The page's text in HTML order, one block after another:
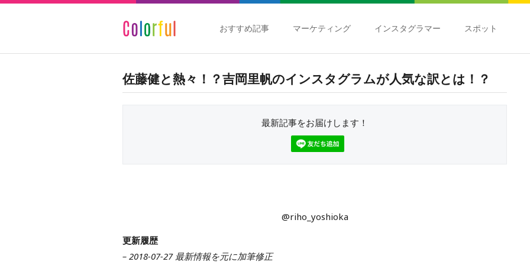
おすすめ記事 マーケティング インスタグラマー スポット
佐藤健と熱々！？吉岡里帆のインスタグラムが人気な訳とは！？
最新記事をお届けします！
@riho_yoshioka
更新履歴
– 2018-07-27 最新情報を元に加筆修正